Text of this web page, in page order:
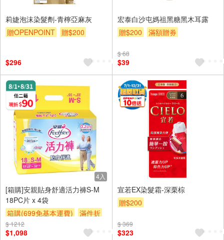
莉婕泡沫染髮劑-青檸亞麻灰
贈OPENPOINT
贈$200
$296
宏泰白沙屯媽祖黑糖黑木耳露
贈$200
滿額贈券
$ 68
$39
4入
[箱購]安親貼身舒適活力褲S-M
18PC片 x 4袋
箱購(699免基本運費)
滿件折
贈$200
$ 1212
$1,098
宣若EX染髮霜-深栗棕
贈$200
$ 369
$323